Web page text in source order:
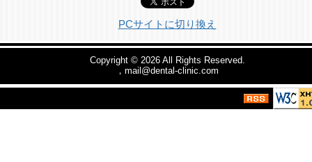
PCサイトに切り換え
Copyright © 2026 All Rights Reserved.
，mail@dental-clinic.com